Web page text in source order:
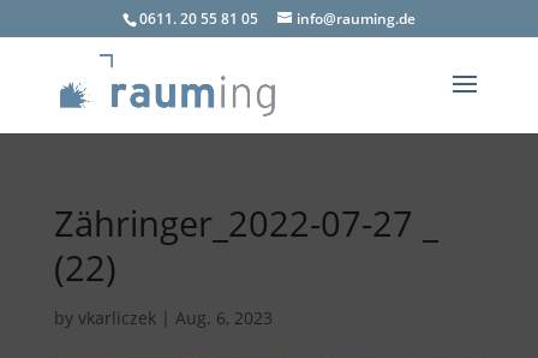
0611. 20 55 81 05 info@rauming.de
Zähringer_2022-07-27 _
(22)
by vkarliczek| Aug. 6, 2023